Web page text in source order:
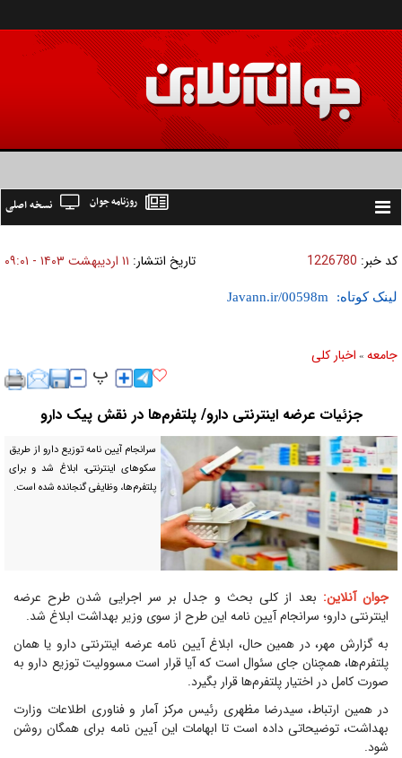
Toggle
نسخه اصلی روزنامه جوان
کد خبر: 1226780 تاریخ انتشار: ۱۱ ارديبهشت ۱۴۰۳ - ۰۹:۰۱
لینک کوتاه:
جامعه » اخبار كلی
جزئیات عرضه اینترنتی دارو/ پلتفرم‌ها در نقش پیک دارو
سرانجام آیین نامه توزیع دارو از طریق
سکوهای اینترنتی، ابلاغ شد و برای
پلتفرم‌ها، وظایفی گنجانده شده است.
جوان آنلاین: بعد از کلی بحث و جدل بر سر اجرایی شدن طرح عرضه
اینترنتی دارو؛ سرانجام آیین نامه این طرح از سوی وزیر بهداشت ابلاغ شد.
به گزارش مهر، در همین حال، ابلاغ آیین نامه عرضه اینترنتی دارو یا همان
پلتفرم‌ها، همچنان جای سئوال است که آیا قرار است مسوولیت توزیع دارو به
صورت کامل در اختیار پلتفرم‌ها قرار بگیرد.
در همین ارتباط، سیدرضا مظهری رئیس مرکز آمار و فناوری اطلاعات وزارت
بهداشت، توضیحاتی داده است تا ابهامات این آیین نامه برای همگان روشن
شود.